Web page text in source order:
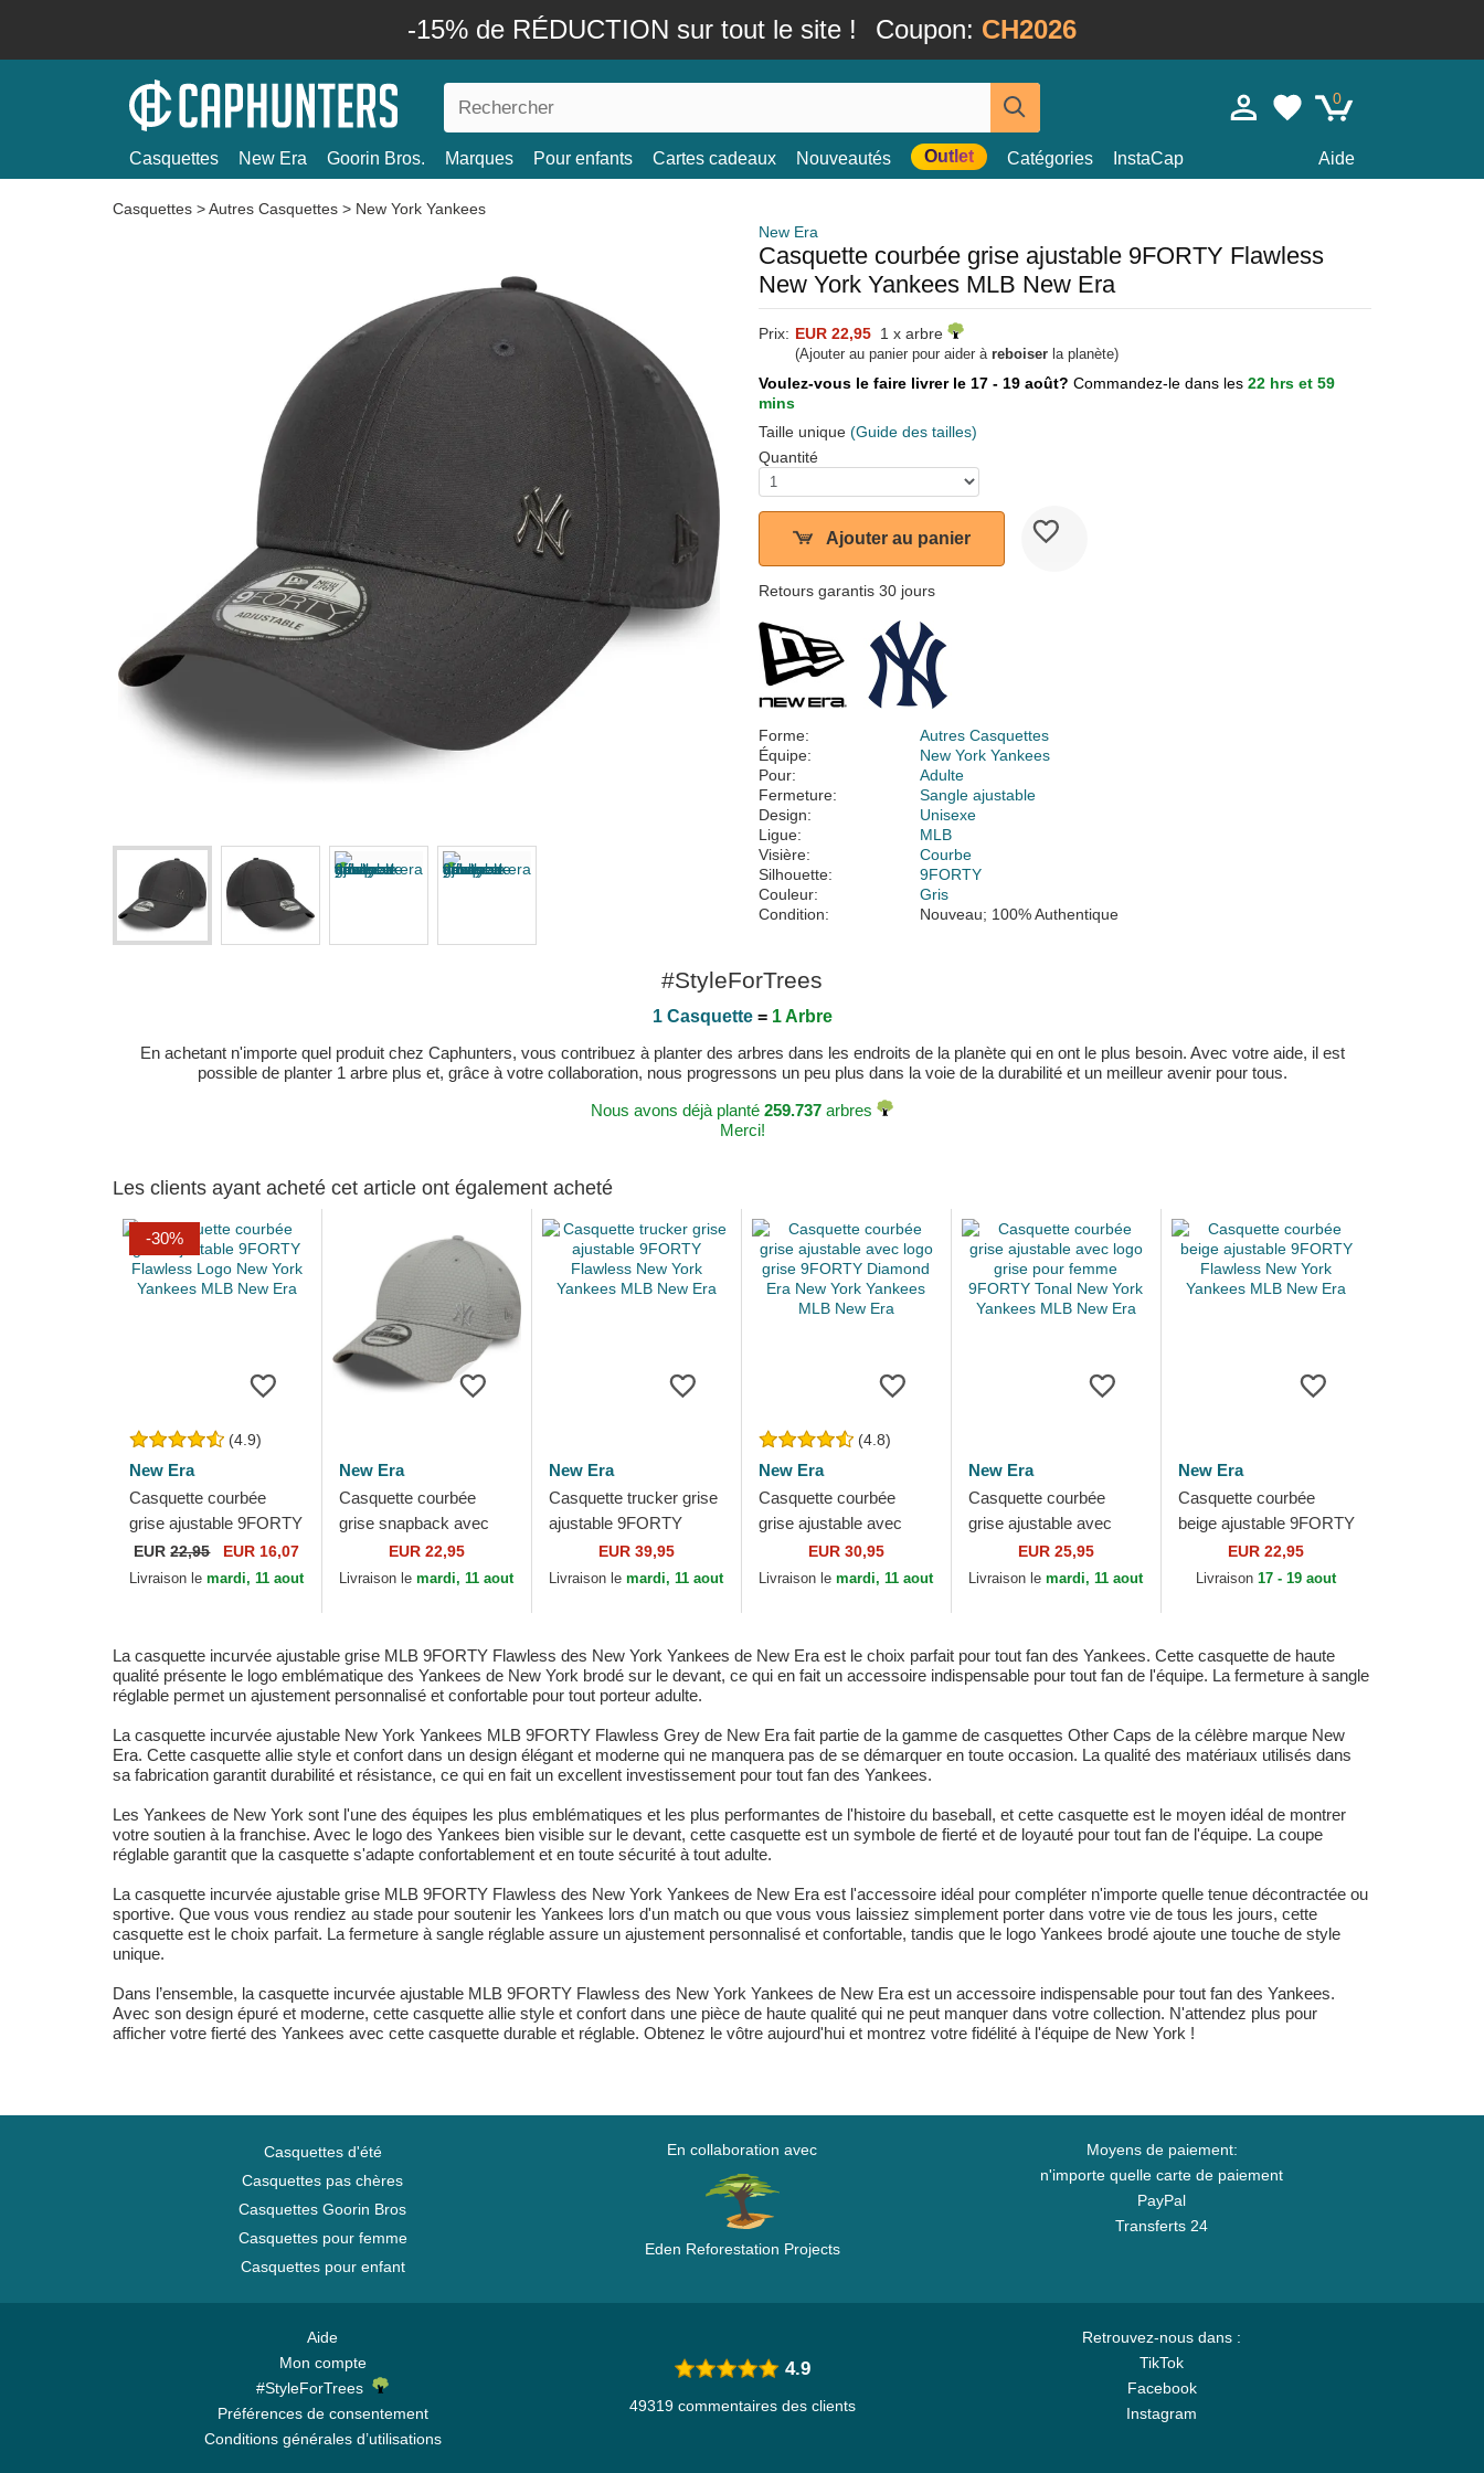
-15% de RÉDUCTION sur tout le site ! Coupon: CH2026
0
Casquettes New Era Goorin Bros. Marques Pour enfants Cartes cadeaux Nouveautés Outlet Catégories InstaCap Aide
Casquettes >Autres Casquettes > New York Yankees
New Era
Casquette courbée grise ajustable 9FORTY Flawless
New York Yankees MLB New Era
Prix: EUR 22,95 1 x arbre
(Ajouter au panier pour aider à reboiser la planète)
Voulez-vous le faire livrer le 17 - 19 août? Commandez-le dans les 22 hrs et 59
mins
Taille unique (Guide des tailles)
Quantité
Ajouter au panier
Retours garantis 30 jours
Forme:
Autres Casquettes
Équipe:
New York Yankees
Pour:
Adulte
Fermeture:
Sangle ajustable
Design:
Unisexe
Ligue:
MLB
Visière:
Courbe
Silhouette:
9FORTY
Couleur:
Gris
Condition:
Nouveau; 100% Authentique
#StyleForTrees
1 Casquette= 1 Arbre
En achetant n'importe quel produit chez Caphunters, vous contribuez à planter des arbres dans les endroits de la planète qui en ont le plus besoin. Avec votre aide, il est
possible de planter 1 arbre plus et, grâce à votre collaboration, nous progressons un peu plus dans la voie de la durabilité et un meilleur avenir pour tous.
Nous avons déjà planté 259.737 arbres
Merci!
Les clients ayant acheté cet article ont également acheté
-30%
(4.9)
New Era
Casquette courbée
grise ajustable 9FORTY
Flawless Logo New
York Yankees MLB
EUR22,95 EUR 16,07
Livraison lemardi, 11 aout
New Era
Casquette courbée
grise snapback avec
logo grise 9FORTY
Mesh Flawless New
EUR 22,95
Livraison lemardi, 11 aout
New Era
Casquette trucker grise
ajustable 9FORTY
Flawless New York
Yankees MLB New Era
EUR 39,95
Livraison lemardi, 11 aout
(4.8)
New Era
Casquette courbée
grise ajustable avec
logo grise 9FORTY
Diamond Era New York
EUR 30,95
Livraison lemardi, 11 aout
New Era
Casquette courbée
grise ajustable avec
logo grise pour femme
9FORTY Tonal New
EUR 25,95
Livraison lemardi, 11 aout
New Era
Casquette courbée
beige ajustable 9FORTY
Flawless New York
Yankees MLB New Era
EUR 22,95
Livraison17 - 19 aout
La casquette incurvée ajustable grise MLB 9FORTY Flawless des New York Yankees de New Era est le choix parfait pour tout fan des Yankees. Cette casquette de haute
qualité présente le logo emblématique des Yankees de New York brodé sur le devant, ce qui en fait un accessoire indispensable pour tout fan de l'équipe. La fermeture à sangle
réglable permet un ajustement personnalisé et confortable pour tout porteur adulte.
La casquette incurvée ajustable New York Yankees MLB 9FORTY Flawless Grey de New Era fait partie de la gamme de casquettes Other Caps de la célèbre marque New
Era. Cette casquette allie style et confort dans un design élégant et moderne qui ne manquera pas de se démarquer en toute occasion. La qualité des matériaux utilisés dans
sa fabrication garantit durabilité et résistance, ce qui en fait un excellent investissement pour tout fan des Yankees.
Les Yankees de New York sont l'une des équipes les plus emblématiques et les plus performantes de l'histoire du baseball, et cette casquette est le moyen idéal de montrer
votre soutien à la franchise. Avec le logo des Yankees bien visible sur le devant, cette casquette est un symbole de fierté et de loyauté pour tout fan de l'équipe. La coupe
réglable garantit que la casquette s'adapte confortablement et en toute sécurité à tout adulte.
La casquette incurvée ajustable grise MLB 9FORTY Flawless des New York Yankees de New Era est l'accessoire idéal pour compléter n'importe quelle tenue décontractée ou
sportive. Que vous vous rendiez au stade pour soutenir les Yankees lors d'un match ou que vous vous laissiez simplement porter dans votre vie de tous les jours, cette
casquette est le choix parfait. La fermeture à sangle réglable assure un ajustement personnalisé et confortable, tandis que le logo Yankees brodé ajoute une touche de style
unique.
Dans l’ensemble, la casquette incurvée ajustable MLB 9FORTY Flawless des New York Yankees de New Era est un accessoire indispensable pour tout fan des Yankees.
Avec son design épuré et moderne, cette casquette allie style et confort dans une pièce de haute qualité qui ne peut manquer dans votre collection. N'attendez plus pour
afficher votre fierté des Yankees avec cette casquette durable et réglable. Obtenez le vôtre aujourd'hui et montrez votre fidélité à l'équipe de New York !
Casquettes d'été
Casquettes pas chères
Casquettes Goorin Bros
Casquettes pour femme
Casquettes pour enfant
En collaboration avec
Eden Reforestation Projects
Moyens de paiement:
n'importe quelle carte de paiement
PayPal
Transferts 24
Aide
Mon compte
#StyleForTrees
Préférences de consentement
Conditions générales d’utilisations
Retrouvez-nous dans :
TikTok
Facebook
Instagram
4.9
49319 commentaires des clients